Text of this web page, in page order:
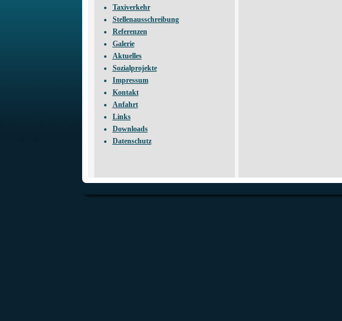
Taxiverkehr
Stellenausschreibung
Referenzen
Galerie
Aktuelles
Sozialprojekte
Impressum
Kontakt
Anfahrt
Links
Downloads
Datenschutz